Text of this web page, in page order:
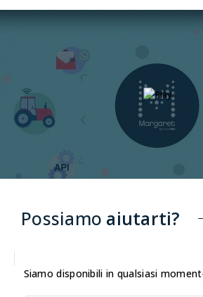
Possiamo aiutarti?
Siamo disponibili in qualsiasi